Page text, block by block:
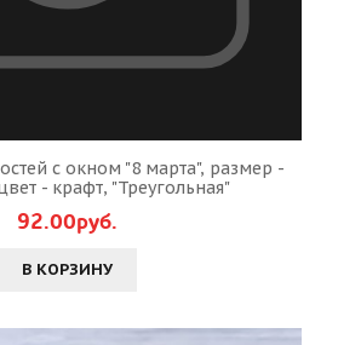
с окном "8 марта", размер -
- крафт, "Треугольная"
92.00руб.
В КОРЗИНУ